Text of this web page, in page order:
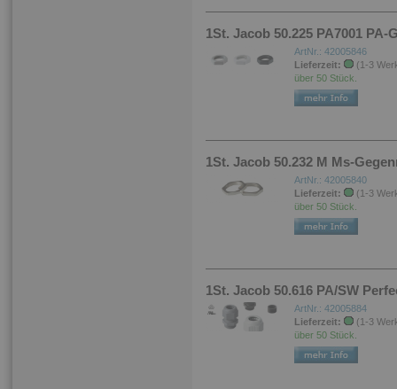
1St. Jacob 50.225 PA7001 PA-
ArtNr.: 42005846
Lieferzeit:
(1-3
über 50 Stück.
1St. Jacob 50.232 M Ms-
ArtNr.: 42005840
Lieferzeit:
(1-3
über 50 Stück.
1St. Jacob 50.616 PA/SW
ArtNr.: 42005884
Lieferzeit:
(1-3
über 50 Stück.